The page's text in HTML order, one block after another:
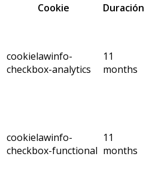
Cookie
Duración
cookielawinfo-
checkbox-analytics
11
months
cookielawinfo-
checkbox-functional
11
months